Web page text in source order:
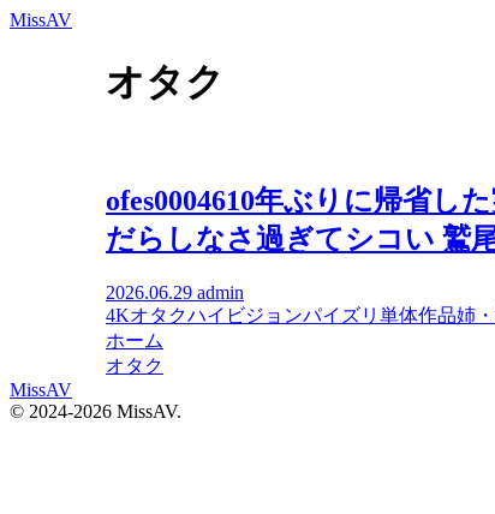
MissAV
オタク
ofes0004610年ぶりに帰省し
だらしなさ過ぎてシコい 鷲
2026.06.29 admin
4Kオタクハイビジョンパイズリ 単体作品姉
ホーム
オタク
MissAV
© 2024-2026 MissAV.